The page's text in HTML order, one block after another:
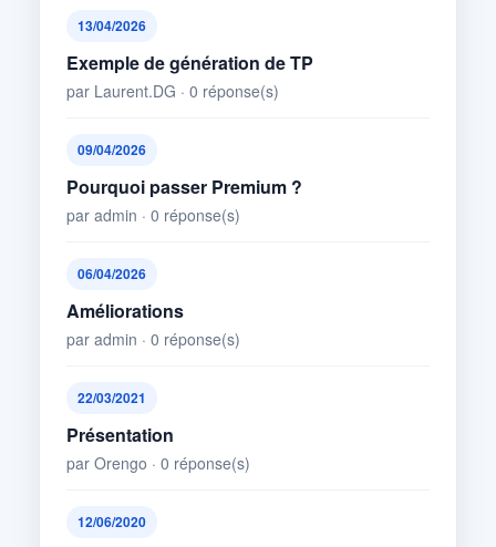
13/04/2026
Exemple de génération de TP
par Laurent.DG · 0 réponse(s)
09/04/2026
Pourquoi passer Premium ?
par admin · 0 réponse(s)
06/04/2026
Améliorations
par admin · 0 réponse(s)
22/03/2021
Présentation
par Orengo · 0 réponse(s)
12/06/2020